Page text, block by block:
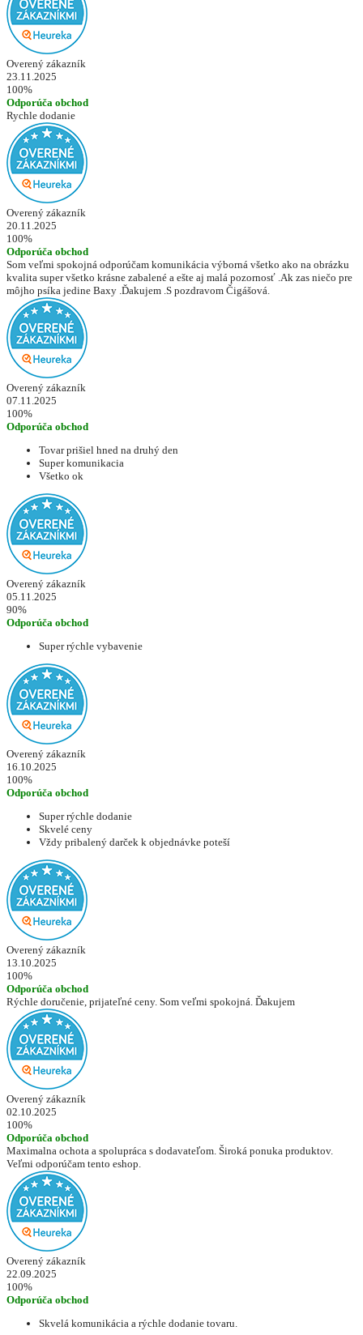
Overený zákazník
23.11.2025
100%
Odporúča obchod
Rychle dodanie
Overený zákazník
20.11.2025
100%
Odporúča obchod
Som veľmi spokojná odporúčam komunikácia výborná všetko ako na obrázku
kvalita super všetko krásne zabalené a ešte aj malá pozornosť .Ak zas niečo pre
môjho psíka jedine Baxy .Ďakujem .S pozdravom Čigášová.
Overený zákazník
07.11.2025
100%
Odporúča obchod
Tovar prišiel hned na druhý den
Super komunikacia
Všetko ok
Overený zákazník
05.11.2025
90%
Odporúča obchod
Super rýchle vybavenie
Overený zákazník
16.10.2025
100%
Odporúča obchod
Super rýchle dodanie
Skvelé ceny
Vždy pribalený darček k objednávke poteší
Overený zákazník
13.10.2025
100%
Odporúča obchod
Rýchle doručenie, prijateľné ceny. Som veľmi spokojná. Ďakujem
Overený zákazník
02.10.2025
100%
Odporúča obchod
Maximalna ochota a spolupráca s dodavateľom. Široká ponuka produktov.
Veľmi odporúčam tento eshop.
Overený zákazník
22.09.2025
100%
Odporúča obchod
Skvelá komunikácia a rýchle dodanie tovaru.